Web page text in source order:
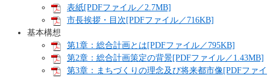
表紙[PDFファイル／2.7MB]
市長挨拶・目次[PDFファイル／716KB]
基本構想
第1章：総合計画とは[PDFファイル／795KB]
第2章：総合計画策定の背景[PDFファイル／1.43MB]
第3章：まちづくりの理念及び将来都市像[PDFファイ